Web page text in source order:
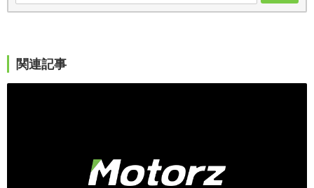
関連記事